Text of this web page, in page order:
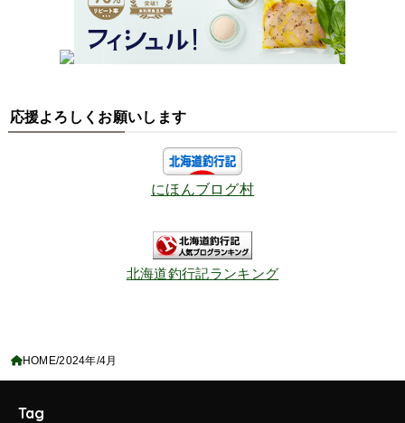
応援よろしくお願いします
にほんブログ村
北海道釣行記ランキング
HOME 2024年 4月
Tag